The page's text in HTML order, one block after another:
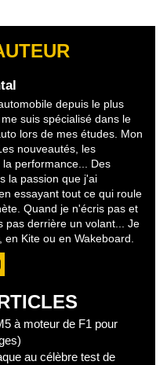
depuis le plus
suis spécialisé dans le
lors de mes études. Mon
nouveautés, les
performance... Des
la passion que j'ai
essayant tout ce qui roule
Quand je n'écris pas et
pas derrière un volant... Je
en Kite ou en Wakeboard.
à moteur de F1 pour
au célèbre test de